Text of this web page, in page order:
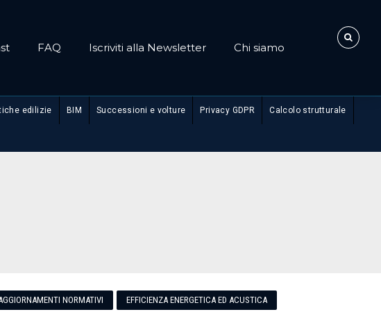
FAQ Iscriviti alla Newsletter Chi siamo
edilizie BIM Successioni e volture Privacy GDPR Calcolo strutturale
NORMATIVI EFFICIENZA ENERGETICA ED ACUSTICA